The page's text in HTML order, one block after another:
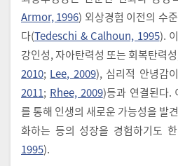
Armor, 1996) 외상경험 이전의 수
다(Tedeschi & Calhoun, 1995).
강인성, 자아탄력성 또는 회복탄력
2010; Lee, 2009), 심리적 안녕감
2011; Rhee, 2009)등과 연결된다.
를 통해 인생의 새로운 가능성을 발
화하는 등의 성장을 경험하기도
1995).